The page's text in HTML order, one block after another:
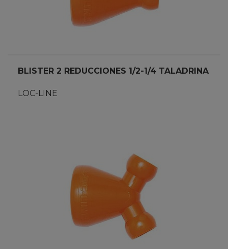
BLISTER 2 REDUCCIONES 1/2-1/4 TALADRINA
LOC-LINE